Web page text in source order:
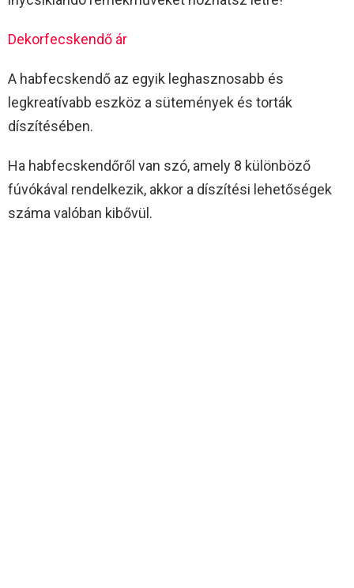
Dekorfecskendő ár
A habfecskendő az egyik leghasznosabb és
legkreatívabb eszköz a sütemények és torták
díszítésében.
Ha habfecskendőről van szó, amely 8 különböző
fúvókával rendelkezik, akkor a díszítési lehetőségek
száma valóban kibővül.